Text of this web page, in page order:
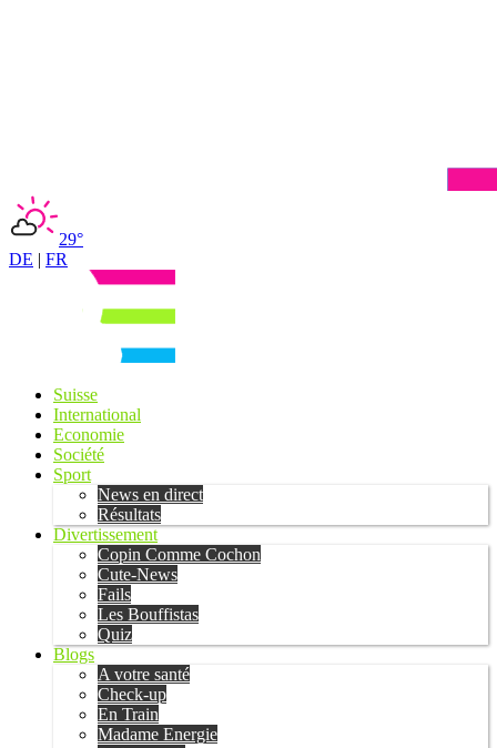
29°
DE | FR
Suisse
International
Economie
Société
Sport
News en direct
Résultats
Divertissement
Copin Comme Cochon
Cute-News
Fails
Les Bouffistas
Quiz
Blogs
A votre santé
Check-up
En Train
Madame Energie